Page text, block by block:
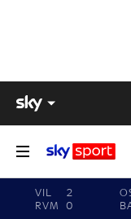
VIL
2
RVM
0